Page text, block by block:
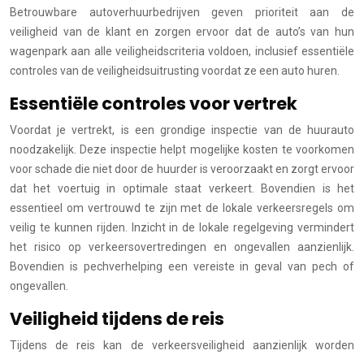
Betrouwbare autoverhuurbedrijven geven prioriteit aan de
veiligheid van de klant en zorgen ervoor dat de auto’s van hun
wagenpark aan alle veiligheidscriteria voldoen, inclusief essentiële
controles van de veiligheidsuitrusting voordat ze een auto huren.
Essentiële controles voor vertrek
Voordat je vertrekt, is een grondige inspectie van de huurauto
noodzakelijk. Deze inspectie helpt mogelijke kosten te voorkomen
voor schade die niet door de huurder is veroorzaakt en zorgt ervoor
dat het voertuig in optimale staat verkeert. Bovendien is het
essentieel om vertrouwd te zijn met de lokale verkeersregels om
veilig te kunnen rijden. Inzicht in de lokale regelgeving vermindert
het risico op verkeersovertredingen en ongevallen aanzienlijk.
Bovendien is pechverhelping een vereiste in geval van pech of
ongevallen.
Veiligheid tijdens de reis
Tijdens de reis kan de verkeersveiligheid aanzienlijk worden